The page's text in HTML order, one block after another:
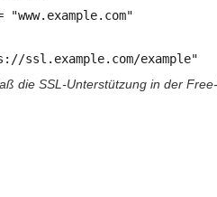
"www.example.com"
ssl.example.com/example"
die SSL-Unterstützung in der